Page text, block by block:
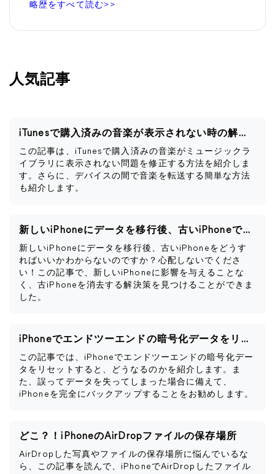
略歴をすべて読む>>
人気記事
iTunesで購入済みの音楽が表示されない時の解決策
この記事は、iTunesで購入済みの音楽がミュージックラ
イブラリに表示されない問題を修正する方法を紹介しま
す。さらに、デバイスの間で音楽を転送する簡単な方法
も紹介します。
新しいiPhoneにデータを移行後、古いiPhoneですべきこと
新しいiPhoneにデータを移行後、古いiPhoneをどうす
ればいいかわからないのですか？心配しないでくださ
い！この記事で、新しいiPhoneに影響を与えることな
く、古iPhoneを消去する解決策を見つけることができま
した。
iPhoneでエンドツーエンドの暗号化データをリセットするとどうなるか
この記事では、iPhoneでエンドツーエンドの暗号化デー
タをリセットすると、どうなるのかを紹介します。ま
た、誤ってデータを失ってしまった場合に備えて、
iPhoneを完全にバックアップすることをお勧めします。
どこ？！iPhoneのAirDropファイルの保存場所
AirDropした写真やファイルの保存場所に悩んでいるな
ら、この記事を読んで、iPhoneでAirDropしたファイル